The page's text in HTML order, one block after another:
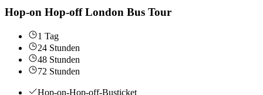
Hop-on Hop-off London Bus Tour
1 Tag
24 Stunden
48 Stunden
72 Stunden
Hop-on-Hop-off-Busticket